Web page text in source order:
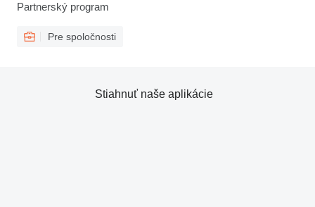
Partnerský program
Pre spoločnosti
Stiahnuť naše aplikácie